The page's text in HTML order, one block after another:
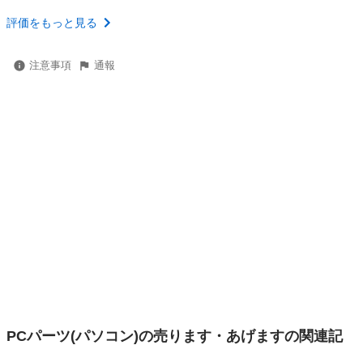
評価をもっと見る
注意事項 通報
PCパーツ(パソコン)の売ります・あげますの関連記